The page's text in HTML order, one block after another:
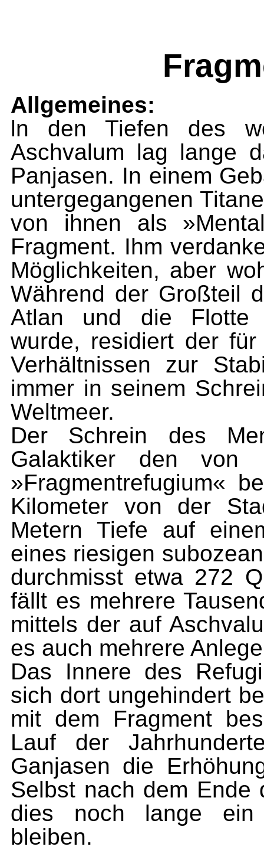
Allgemeines:
ln den Tiefen des
Aschvalum lag lange
Panjasen. In einem
untergegangenen
von ihnen als
Fragment. Ihm
Möglichkeiten, aber
Während der Großteil
Atlan und die Flotte
wurde, residiert der
Verhältnissen zur
immer in seinem
Weltmeer.
Der Schrein des
Galaktiker den von
»Fragment­refugium«
Kilometer von der
Metern Tiefe auf
eines riesigen
durchmisst etwa 272
fällt es mehrere
mittels der auf
es auch mehrere
Das Innere des
sich dort ungehindert
mit dem Fragment
Lauf der
Ganjasen die
Selbst nach dem Ende
dies noch lange ein
bleiben.